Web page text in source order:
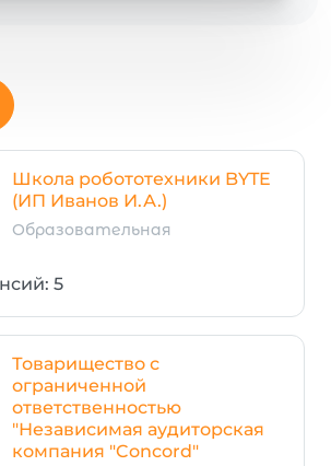
Школа робототехники BYTE
(ИП Иванов И.А.)
Образовательная
5
Товарищество с
ограниченной
ответственностью
"Независимая аудиторская
компания "Concord"